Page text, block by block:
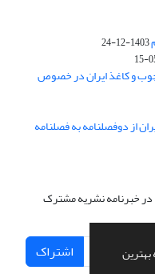
بهترین
1403-12-24
و کاغذ ایران در خصوص
از دوفصلنامه به فصلنامه
در خبرنامه نشریه مشترک
اشتراک